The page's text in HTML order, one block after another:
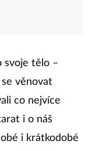
svoje tělo –
věnovat
co nejvíce
i o náš
i krátkodobé